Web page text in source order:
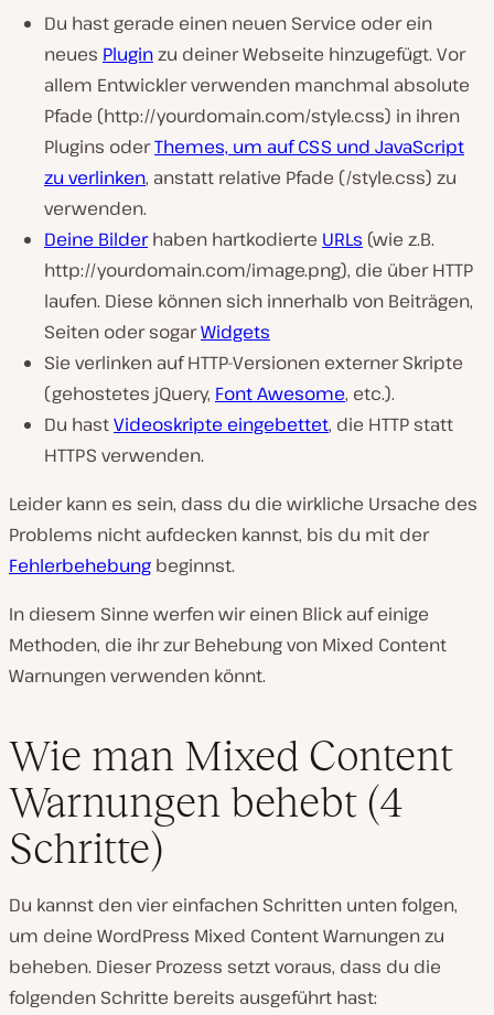
Du hast gerade einen neuen Service oder ein
neues Pluginzu deiner Webseite hinzugefügt. Vor
allem Entwickler verwenden manchmal absolute
Pfade (http://yourdomain.com/style.css) in ihren
Plugins oderThemes, um auf CSS und JavaScript
zu verlinken, anstatt relative Pfade (/style.css) zu
verwenden.
Deine Bilderhaben hartkodierte URLs (wie z.B.
http://yourdomain.com/image.png), die über HTTP
laufen. Diese können sich innerhalb von Beiträgen,
Seiten oder sogarWidgets
Sie verlinken auf HTTP-Versionen externer Skripte
(gehostetes jQuery, Font Awesome, etc.).
Du hastVideoskripte eingebettet, die HTTP statt
HTTPS verwenden.
Leider kann es sein, dass du die wirkliche Ursache des
Problems nicht aufdecken kannst, bis du mit der
Fehlerbehebung beginnst.
In diesem Sinne werfen wir einen Blick auf einige
Methoden, die ihr zur Behebung von Mixed Content
Warnungen verwenden könnt.
Wie man Mixed Content
Warnungen behebt (4
Schritte)
Du kannst den vier einfachen Schritten unten folgen,
um deine WordPress Mixed Content Warnungen zu
beheben. Dieser Prozess setzt voraus, dass du die
folgenden Schritte bereits ausgeführt hast: